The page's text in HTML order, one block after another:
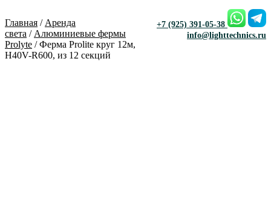
+7 (925) 391-05-38
info@lighttechnics.ru
Главная /Аренда
света /Алюминиевые фермы
Prolyte / Ферма Prolite круг 12м,
H40V-R600, из 12 секций